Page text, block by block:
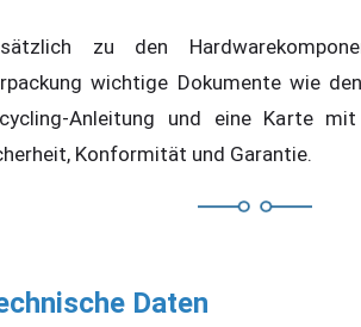
zu den
wichtige Dokumente wie
Anleitung und eine Karte
Konformität und Garantie.
Daten